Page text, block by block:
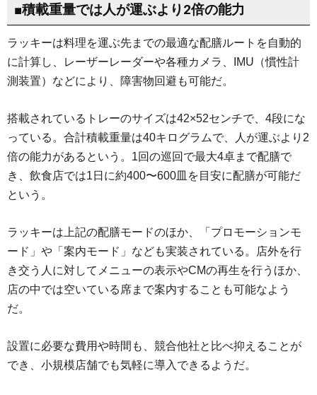
■積載重量では人が運ぶより2倍の能力
ラッキーは料理を運ぶ先までの最適な配膳ルートを自動的
に計算し、レーザーレーダーや各種カメラ、IMU（慣性計
測装置）などにより、障害物回避も可能だ。
搭載されているトレーのサイズは42×52センチで、4段にな
っている。合計積載重量は40キログラムで、人が運ぶより2
倍の能力があるという。1回の巡回で最大4卓まで配膳で
き、飲食店では1日に約400〜600皿を目安に配膳が可能だ
という。
ラッキーは上記の配膳モードのほか、「プロモーションモ
ード」や「案内モード」なども実装されている。店外を行
き交う人に対してメニューの表示やCMの再生を行うほか、
店の中では空いている席まで案内することも可能なよう
だ。
設置に必要な費用や時間も、競合他社と比べ抑えることが
でき、小規模店舗でも気軽に導入できるようだ。